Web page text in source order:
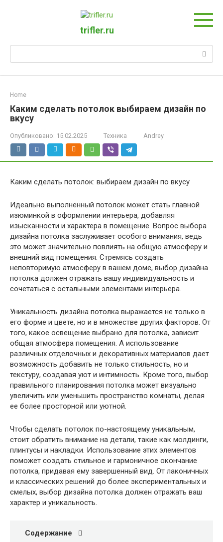
trifler.ru
Поиск:
Home
Каким сделать потолок выбираем дизайн по
вкусу
Опубликовано: 15.02.2025 Техника Andrey
Каким сделать потолок: выбираем дизайн по вкусу
Идеально выполненный потолок может стать главной
изюминкой в оформлении интерьера, добавляя
изысканности и характера в помещение. Вопрос выбора
дизайна потолка заслуживает особого внимания, ведь
это может значительно повлиять на общую атмосферу и
внешний вид помещения. Стремясь создать
неповторимую атмосферу в вашем доме, выбор дизайна
потолка должен отражать вашу индивидуальность и
сочетаться с остальными элементами интерьера.
Уникальность дизайна потолка выражается не только в
его форме и цвете, но и в множестве других факторов. От
того, какое освещение выбрано для потолка, зависит
общая атмосфера помещения. А использование
различных отделочных и декоративных материалов дает
возможность добавить не только стильность, но и
текстуру, создавая уют и интимность. Кроме того, выбор
правильного планирования потолка может визуально
увеличить или уменьшить пространство комнаты, делая
ее более просторной или уютной.
Чтобы сделать потолок по-настоящему уникальным,
стоит обратить внимание на детали, такие как молдинги,
плинтусы и накладки. Использование этих элементов
поможет создать стильное и гармоничное окончание
потолка, придавая ему завершенный вид. От лаконичных
и классических решений до более экспериментальных и
смелых, выбор дизайна потолка должен отражать ваш
характер и уникальность.
Содержание